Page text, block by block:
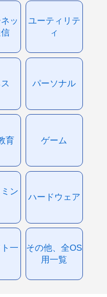
ッ
信
ユーティリテ
ィ
パーソナル
育 ゲーム
ン
ハードウェア
一
その他、全OS
用一覧